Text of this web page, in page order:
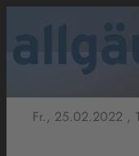
Fr., 25.02.2022 ,